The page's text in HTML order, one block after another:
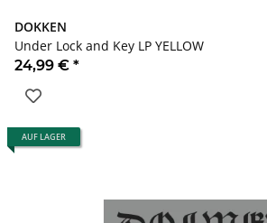
DOKKEN
Under Lock and Key LP YELLOW
24,99 € *
AUF LAGER